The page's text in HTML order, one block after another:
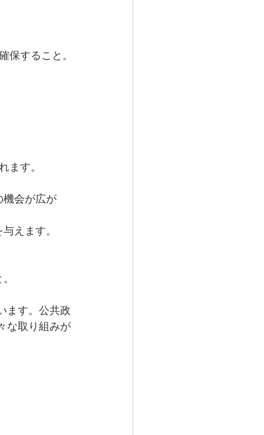
保すること。
ます。
機会が広が
えます。
ます。公共政
な取り組みが